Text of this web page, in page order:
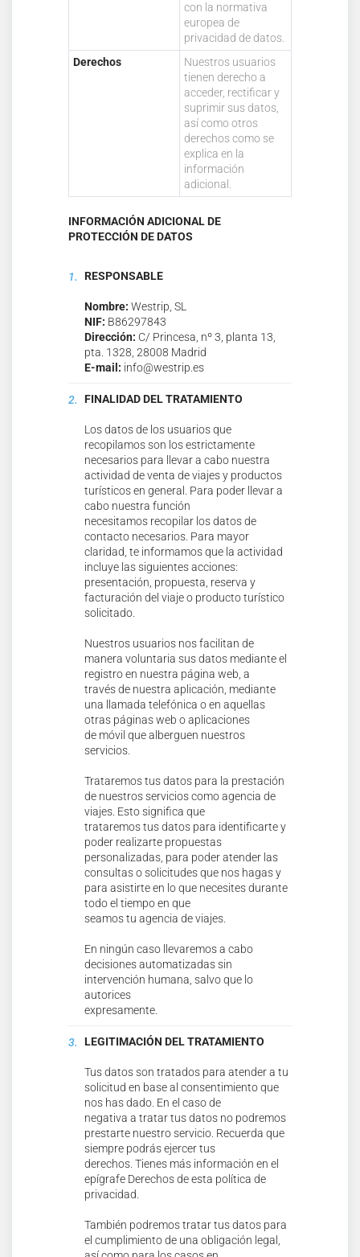
con la normativa
europea de
privacidad de datos.
Derechos
Nuestros usuarios
tienen derecho a
acceder, rectificar y
suprimir sus datos,
así como otros
derechos como se
explica en la
información
adicional.
INFORMACIÓN ADICIONAL DE
PROTECCIÓN DE DATOS
RESPONSABLE
Nombre: Westrip, SL
NIF: B86297843
Dirección: C/ Princesa, nº 3, planta 13,
pta. 1328, 28008 Madrid
E-mail: info@westrip.es
FINALIDAD DEL TRATAMIENTO
Los datos de los usuarios que
recopilamos son los estrictamente
necesarios para llevar a cabo nuestra
actividad de venta de viajes y productos
turísticos en general. Para poder llevar a
cabo nuestra función
necesitamos recopilar los datos de
contacto necesarios. Para mayor
claridad, te informamos que la actividad
incluye las siguientes acciones:
presentación, propuesta, reserva y
facturación del viaje o producto turístico
solicitado.
Nuestros usuarios nos facilitan de
manera voluntaria sus datos mediante el
registro en nuestra página web, a
través de nuestra aplicación, mediante
una llamada telefónica o en aquellas
otras páginas web o aplicaciones
de móvil que alberguen nuestros
servicios.
Trataremos tus datos para la prestación
de nuestros servicios como agencia de
viajes. Esto significa que
trataremos tus datos para identificarte y
poder realizarte propuestas
personalizadas, para poder atender las
consultas o solicitudes que nos hagas y
para asistirte en lo que necesites durante
todo el tiempo en que
seamos tu agencia de viajes.
En ningún caso llevaremos a cabo
decisiones automatizadas sin
intervención humana, salvo que lo
autorices
expresamente.
LEGITIMACIÓN DEL TRATAMIENTO
Tus datos son tratados para atender a tu
solicitud en base al consentimiento que
nos has dado. En el caso de
negativa a tratar tus datos no podremos
prestarte nuestro servicio. Recuerda que
siempre podrás ejercer tus
derechos. Tienes más información en el
epígrafe Derechos de esta política de
privacidad.
También podremos tratar tus datos para
el cumplimiento de una obligación legal,